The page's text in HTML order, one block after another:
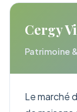
Cergy
Patrimoine
Le marché